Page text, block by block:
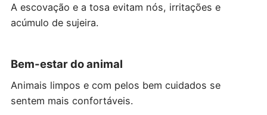
A escovação e a tosa evitam nós, irritações e
acúmulo de sujeira.
Bem-estar do animal
Animais limpos e com pelos bem cuidados se
sentem mais confortáveis.